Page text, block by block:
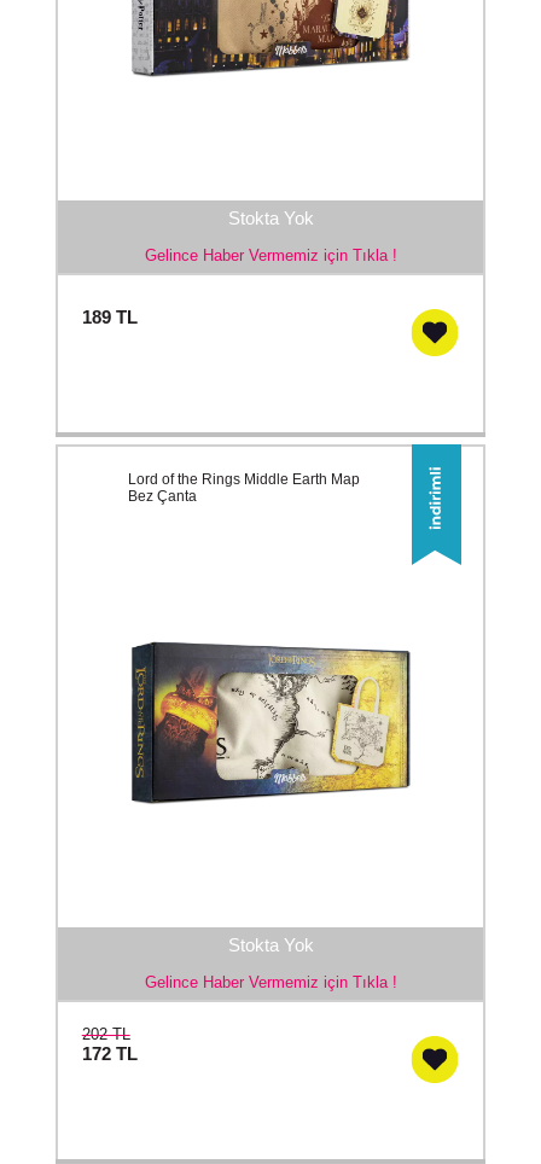
Stokta Yok
Gelince Haber Vermemiz için Tıkla !
189 TL
Stokta Yok
Gelince Haber Vermemiz için Tıkla !
Lord of the Rings Middle Earth Map
Bez Çanta
202 TL
172 TL